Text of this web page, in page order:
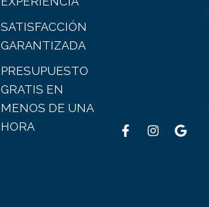
SATISFACCIÓN
GARANTIZADA
PRESUPUESTO
GRATIS EN
MENOS DE UNA
HORA